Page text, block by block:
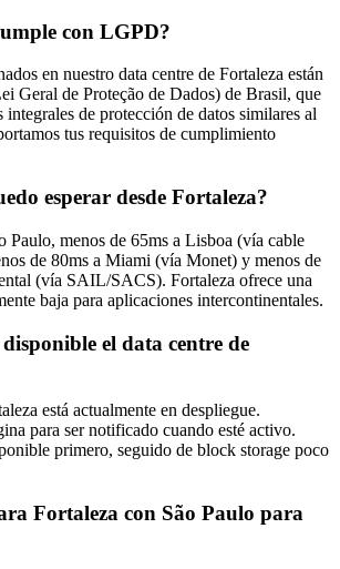
con LGPD?
en nuestro data centre de Fortaleza están
Geral de Proteção de Dados) de Brasil, que
integrales de protección de datos similares al
tus requisitos de cumplimiento
esperar desde Fortaleza?
Paulo, menos de 65ms a Lisboa (vía cable
de 80ms a Miami (vía Monet) y menos de
(vía SAIL/SACS). Fortaleza ofrece una
baja para aplicaciones intercontinentales.
el data centre de
está actualmente en despliegue.
para ser notificado cuando esté activo.
primero, seguido de block storage poco
Fortaleza con São Paulo para